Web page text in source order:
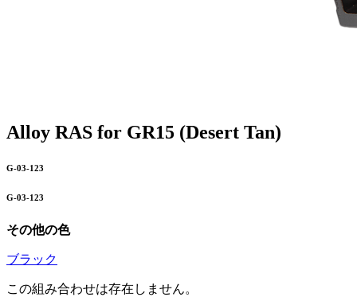
Alloy RAS for GR15 (Desert Tan)
G-03-123
G-03-123
その他の色
ブラック
この組み合わせは存在しません。